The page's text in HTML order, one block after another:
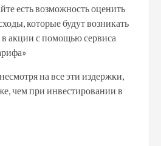
есть возможность оценить
которые будут возникать
акции с помощью сервиса
на все эти издержки,
чем при инвестировании в